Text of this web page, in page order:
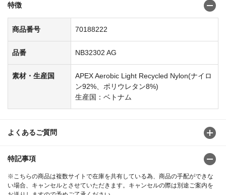
特徴
商品番号 70188222
品番 NB32302 AG
素材・生産国
APEX Aerobic Light Recycled Nylon(ナイロ
ン92%、ポリウレタン8%)
生産国：ベトナム
よくあるご質問
特記事項
※こちらの商品は複数サイトで在庫を共有している為、商品の手配ができな
い場合、キャンセルとさせていただきます。キャンセルの際は別途ご案内を